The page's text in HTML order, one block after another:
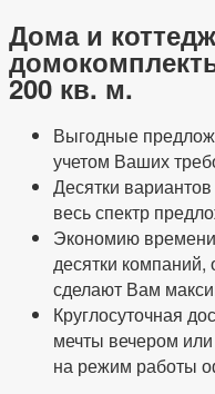
Дома и
200 кв. м.
Выгодные
учетом Ваших
Десятки
весь спектр
Экономию
десятки компаний,
сделают Вам
Круглосуточная
мечты вечером
на режим работы